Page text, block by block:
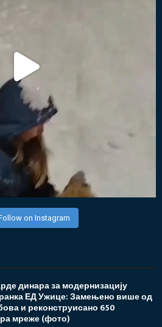
on Instagram
динара за модернизацију
ЕД Ужице: Замењено више од
и реконструисано 650
мреже (фото)